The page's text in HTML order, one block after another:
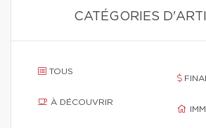
CATÉGORIES
TOUS
À DÉCOUVRIR